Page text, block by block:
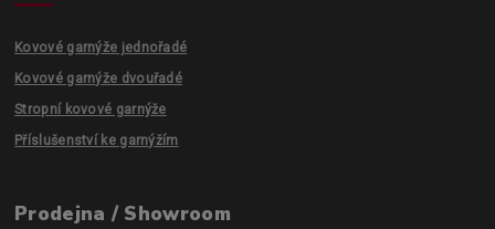
Kovové garnýže jednořadé
Kovové garnýže dvouřadé
Stropní kovové garnýže
Příslušenství ke garnýžím
Prodejna / Showroom